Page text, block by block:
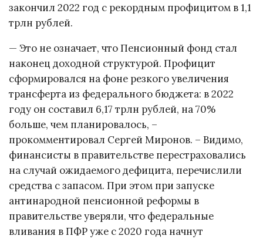
закончил 2022 год с рекордным профицитом в 1,1
трлн рублей.
— Это не означает, что Пенсионный фонд стал
наконец доходной структурой. Профицит
сформировался на фоне резкого увеличения
трансферта из федерального бюджета: в 2022
году он составил 6,17 трлн рублей, на 70%
больше, чем планировалось, –
прокомментировал Сергей Миронов. – Видимо,
финансисты в правительстве перестраховались
на случай ожидаемого дефицита, перечислили
средства с запасом. При этом при запуске
антинародной пенсионной реформы в
правительстве уверяли, что федеральные
вливания в ПФР уже с 2020 года начнут